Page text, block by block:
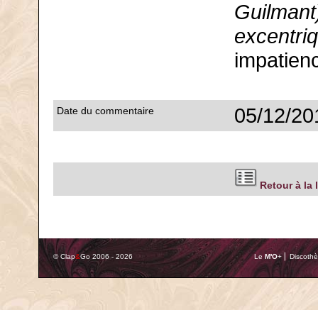
Date du commentaire 05/12/
Retour à la
© Clap&Go 2006 - 2026 Le M'O+ ⎢